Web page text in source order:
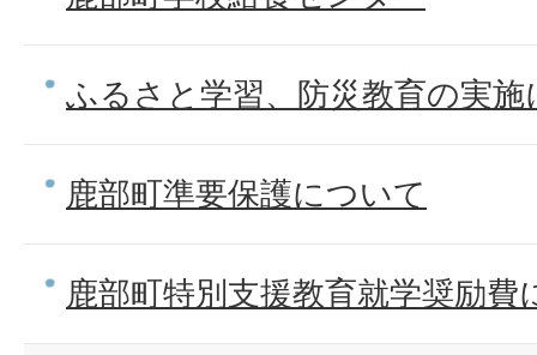
ふるさと学習、防災教育の実
鹿部町準要保護について
鹿部町特別支援教育就学奨励費